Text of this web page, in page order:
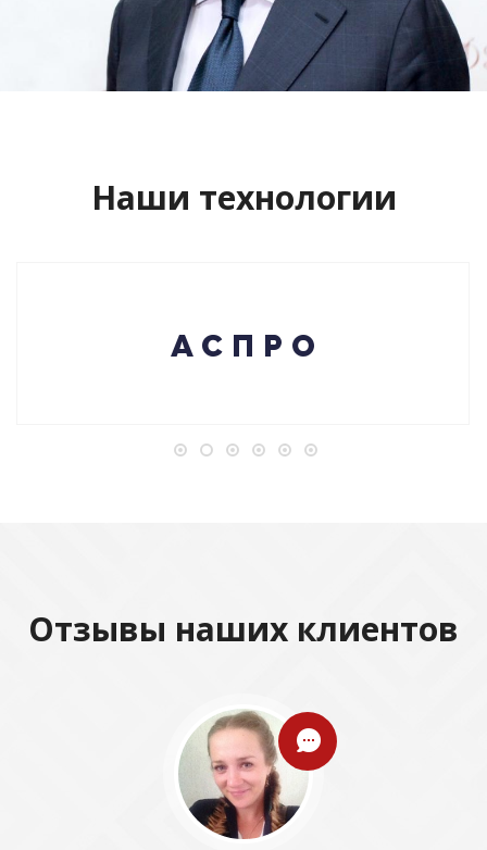
Смотреть проект
Наши технологии
Отзывы наших клиентов